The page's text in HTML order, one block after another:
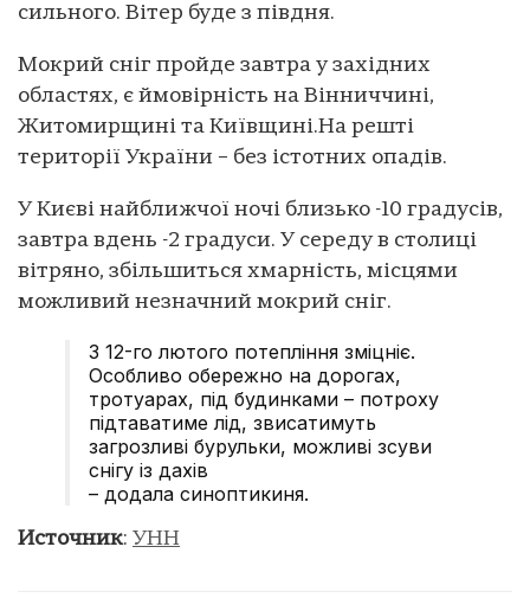
сильного. Вітер буде з півдня.
Мокрий сніг пройде завтра у західних
областях, є ймовірність на Вінниччині,
Житомирщині та Київщині.На решті
території України – без істотних опадів.
У Києві найближчої ночі близько -10 градусів,
завтра вдень -2 градуси. У середу в столиці
вітряно, збільшиться хмарність, місцями
можливий незначний мокрий сніг.
З 12-го лютого потепління зміцніє.
Особливо обережно на дорогах,
тротуарах, під будинками – потроху
підтаватиме лід, звисатимуть
загрозливі бурульки, можливі зсуви
снігу із дахів
– додала синоптикиня.
Источник: УНН